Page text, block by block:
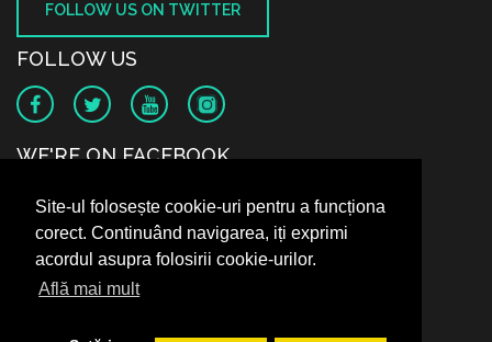
Site-ul folosește cookie-uri pentru a funcționa
corect. Continuând navigarea, iți exprimi
acordul asupra folosirii cookie-urilor.
Află mai mult
FOLLOW US ON TWITTER
FOLLOW US
WE'RE ON FACEBOOK